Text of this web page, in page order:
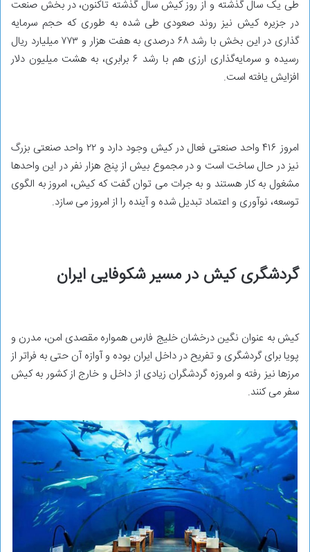
طی یک سال گذشته و از روز کیش سال گذشته تاکنون، در بخش صنعت
در جزیره کیش نیز روند صعودی طی شده به طوری که حجم سرمایه
گذاری در این بخش با رشد ۶۸ درصدی به هفت هزار و ۷۷۳ میلیارد ریال
رسیده و سرمایه‌گذاری ارزی هم با رشد ۶ برابری، به هشت میلیون دلار
افزایش یافته است.
امروز ۴۱۶ واحد صنعتی فعال در کیش وجود دارد و ۲۲ واحد صنعتی بزرگ
نیز در حال ساخت است و در مجموع بیش از پنج هزار نفر در این واحدها
مشغول به کار هستند و به جرات می توان گفت که کیش، امروز به الگوی
توسعه، نوآوری و اعتماد تبدیل شده و آینده را از امروز می سازد.
گردشگری کیش در مسیر شکوفایی ایران
کیش به عنوان نگین درخشان خلیج فارس همواره مقصدی امن، مدرن و
پویا برای گردشگری و تفریح در داخل ایران بوده و آوازه آن حتی به فراتر از
مرزها نیز رفته و امروزه گردشگران زیادی از داخل و خارج از کشور به کیش
سفر می کنند.